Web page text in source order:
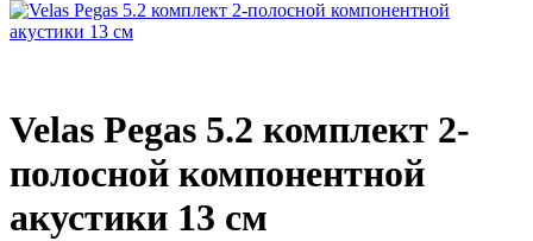
Velas Pegas 5.2 комплект 2-
полосной компонентной
акустики 13 см